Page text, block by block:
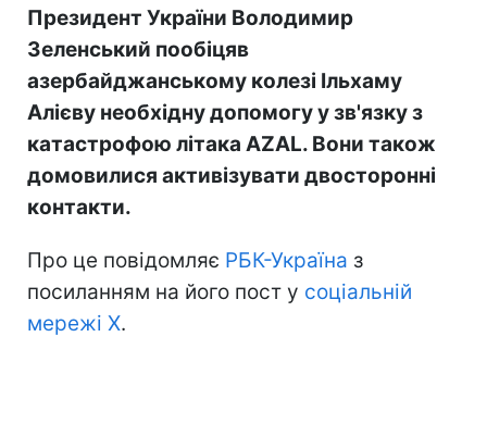
Президент України Володимир
Зеленський пообіцяв
азербайджанському колезі Ільхаму
Алієву необхідну допомогу у зв'язку з
катастрофою літака AZAL. Вони також
домовилися активізувати двосторонні
контакти.
Про це повідомляє РБК-Україна з
посиланням на його пост у соціальній
мережі X.